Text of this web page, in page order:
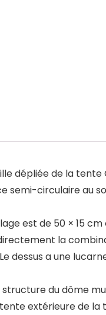
dépliée de la tente
semi-circulaire au
est de 50 × 15
la
dessus a une
du dôme
extérieure de